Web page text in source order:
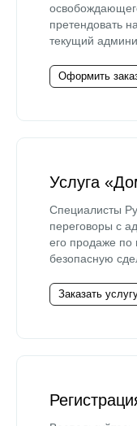
претендовать
текущий
Оформить
Услуга
Специалисты
переговоры с
его продаже по
безопасную
Заказать